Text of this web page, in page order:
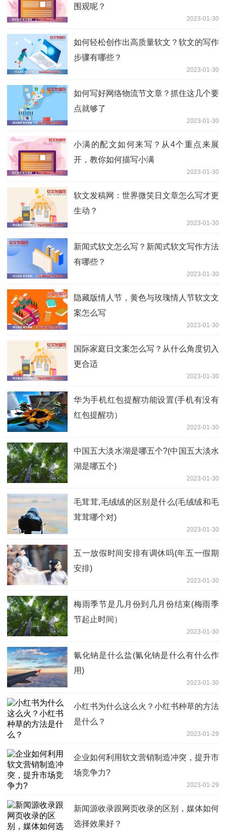
围观呢？
2023-01-30
如何轻松创作出高质量软文？软文的写作
步骤有哪些？
2023-01-30
如何写好网络物流节文章？抓住这几个要
点就够了
2023-01-30
小满的配文如何来写？从4个重点来展
开，教你如何描写小满
2023-01-30
软文发稿网：世界微笑日文章怎么写才更
生动？
2023-01-30
新闻式软文怎么写？新闻式软文写作方法
有哪些？
2023-01-30
隐藏版情人节，黄色与玫瑰情人节软文文
案怎么写
2023-01-30
国际家庭日文案怎么写？从什么角度切入
更合适
2023-01-30
华为手机红包提醒功能设置(手机有没有
红包提醒功）
2023-01-30
中国五大淡水湖是哪五个?(中国五大淡水
湖是哪五个)
2023-01-30
毛茸茸,毛绒绒的区别是什么(毛绒绒和毛
茸茸哪个对)
2023-01-30
五一放假时间安排有调休吗(年五一假期
安排)
2023-01-30
梅雨季节是几月份到几月份结束(梅雨季
节起止时间）
2023-01-30
氰化钠是什么盐(氰化钠是什么有什么作
用)
2023-01-30
小红书为什么这么火？小红书种草的方法
是什么？
2023-01-29
企业如何利用软文营销制造冲突，提升市
场竞争力?
2023-01-29
新闻源收录跟网页收录的区别，媒体如何
选择效果好？